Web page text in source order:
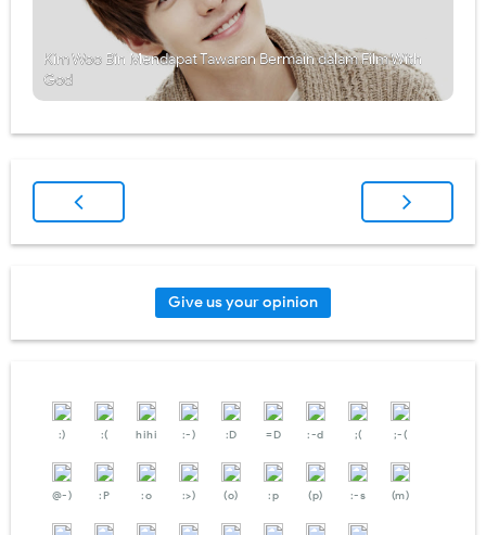
Kim Woo Bin Mendapat Tawaran Bermain dalam Film With
God
Give us your opinion
:) :( hihi :-) :D =D :-d ;( ;-(
@-) :P :o :>) (o) :p (p) :-s (m)